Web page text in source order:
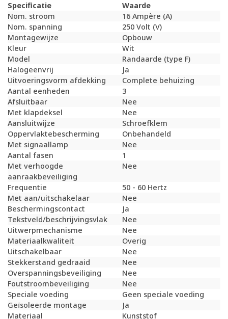
Specificatie
Waarde
Nom. stroom
16 Ampère (A)
Nom. spanning
250 Volt (V)
Montagewijze
Opbouw
Kleur
Wit
Model
Randaarde (type F)
Halogeenvrij
Ja
Uitvoeringsvorm afdekking
Complete behuizing
Aantal eenheden
3
Afsluitbaar
Nee
Met klapdeksel
Nee
Aansluitwijze
Schroefklem
Oppervlaktebescherming
Onbehandeld
Met signaallamp
Nee
Aantal fasen
1
Met verhoogde
aanraakbeveiliging
Nee
Frequentie
50 - 60 Hertz
Met aan/uitschakelaar
Nee
Beschermingscontact
Ja
Tekstveld/beschrijvingsvlak
Nee
Uitwerpmechanisme
Nee
Materiaalkwaliteit
Overig
Uitschakelbaar
Nee
Stekkerstand gedraaid
Nee
Overspanningsbeveiliging
Nee
Foutstroombeveiliging
Nee
Speciale voeding
Geen speciale voeding
Geïsoleerde montage
Ja
Materiaal
Kunststof